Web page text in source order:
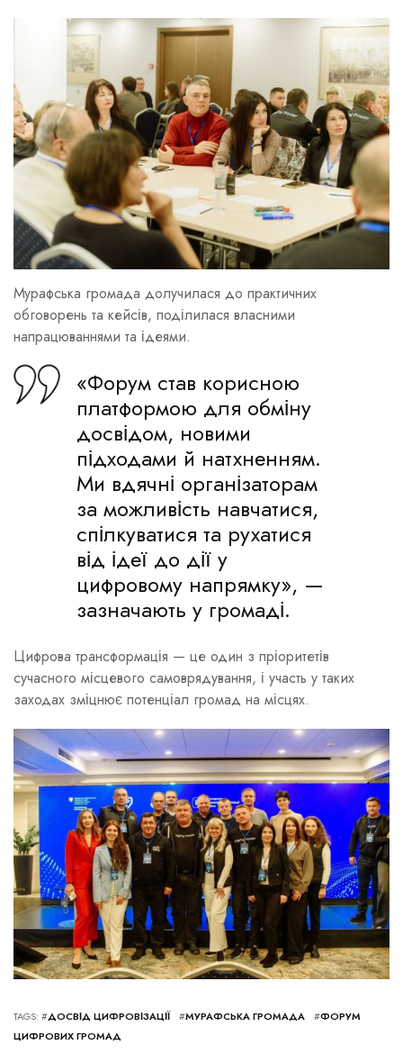
Мурафська громада долучилася до практичних
обговорень та кейсів, поділилася власними
напрацюваннями та ідеями.
«Форум став корисною
платформою для обміну
досвідом, новими
підходами й натхненням.
Ми вдячні організаторам
за можливість навчатися,
спілкуватися та рухатися
від ідеї до дії у
цифровому напрямку», —
зазначають у громаді.
Цифрова трансформація — це один з пріоритетів
сучасного місцевого самоврядування, і участь у таких
заходах зміцнює потенціал громад на місцях.
TAGS: #ДОСВІД ЦИФРОВІЗАЦІЇ #МУРАФСЬКА ГРОМАДА #ФОРУМ
ЦИФРОВИХ ГРОМАД